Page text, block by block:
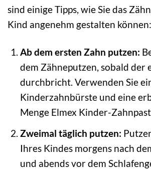
sind einige Tipps, wie Sie das
Kind angenehm gestalten können:
Ab dem ersten Zahn putzen:
dem Zähneputzen, sobald der
durchbricht. Verwenden Sie
Kinderzahnbürste und eine
Menge Elmex Kinder-
Zweimal täglich putzen:
Ihres Kindes morgens nach
und abends vor dem